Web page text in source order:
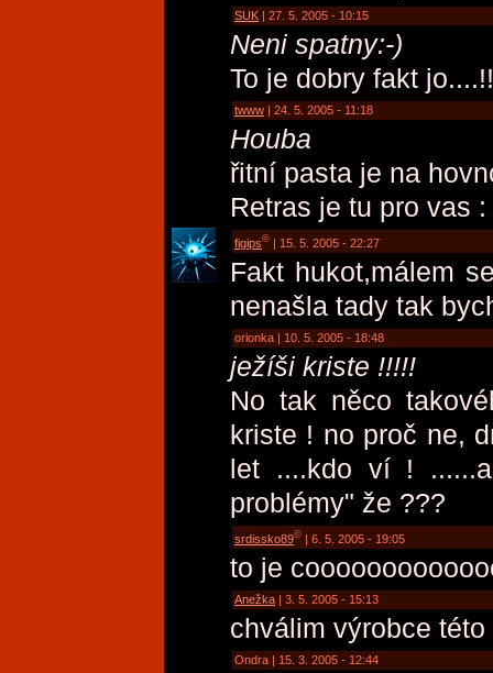
SUK | 27. 5. 2005 - 10:15
Neni spatny:-)
To je dobry fakt
twww | 24. 5. 2005 - 11:18
Houba
řitní pasta je na
Retras je tu pro vas
figips© | 15. 5. 2005 - 22:27
Fakt hukot,málem
nenašla tady tak
orionka | 10. 5. 2005 - 18:48
ježíši kriste !!!!!
No tak něco
kriste ! no proč ne,
let ....kdo ví !
problémy" že ???
srdissko89© | 6. 5. 2005 - 19:05
to je
Anežka | 3. 5. 2005 - 15:13
chválim výrobce
Ondra | 15. 3. 2005 - 12:44